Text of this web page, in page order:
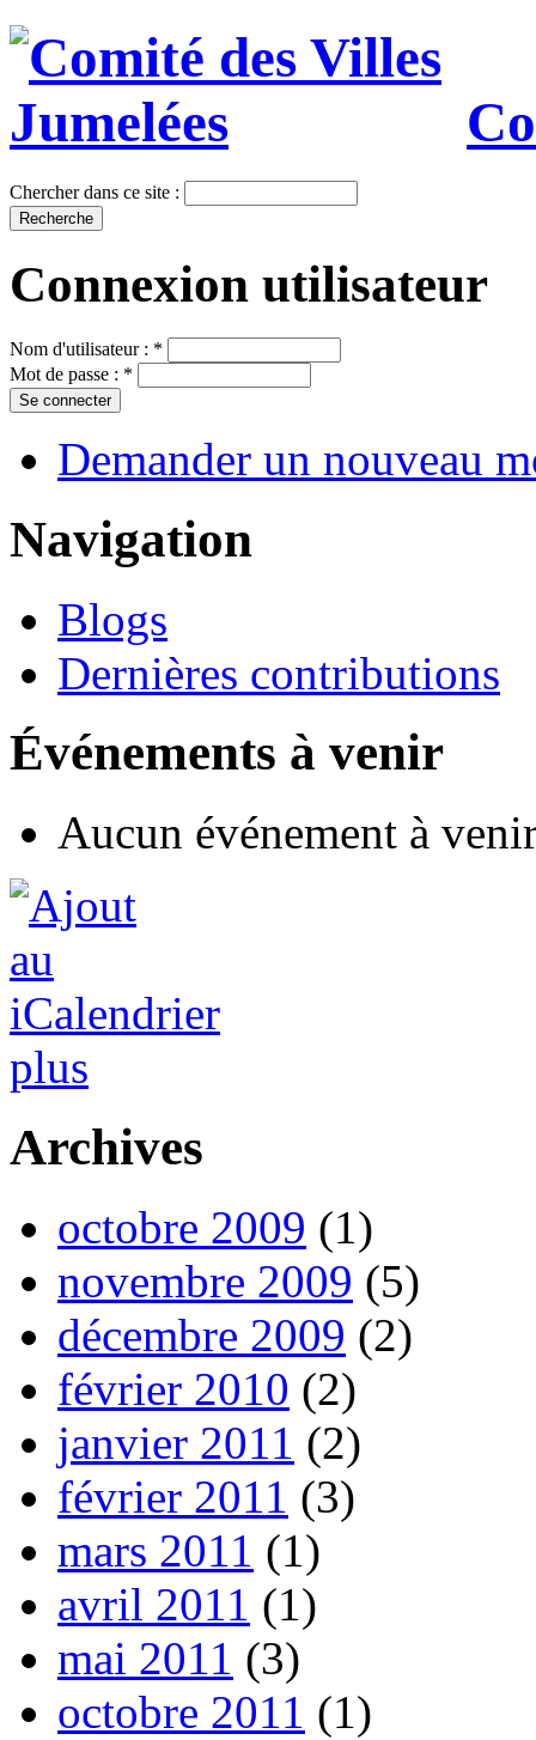
Chercher dans ce site :
Connexion utilisateur
Nom d'utilisateur : *
Mot de passe : *
Demander un nouveau
Navigation
Blogs
Dernières contributions
Événements à venir
Aucun événement à
plus
Archives
octobre 2009 (1)
novembre 2009 (5)
décembre 2009 (2)
février 2010 (2)
janvier 2011 (2)
février 2011 (3)
mars 2011 (1)
avril 2011 (1)
mai 2011 (3)
octobre 2011 (1)